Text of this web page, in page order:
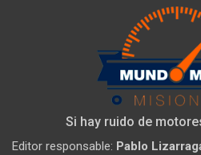
Si hay ruido de
Editor responsable: Pablo